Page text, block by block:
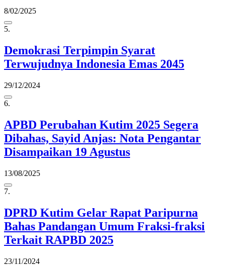
8/02/2025
5.
Demokrasi Terpimpin Syarat
Terwujudnya Indonesia Emas 2045
29/12/2024
6.
APBD Perubahan Kutim 2025 Segera
Dibahas, Sayid Anjas: Nota Pengantar
Disampaikan 19 Agustus
13/08/2025
7.
DPRD Kutim Gelar Rapat Paripurna
Bahas Pandangan Umum Fraksi-fraksi
Terkait RAPBD 2025
23/11/2024